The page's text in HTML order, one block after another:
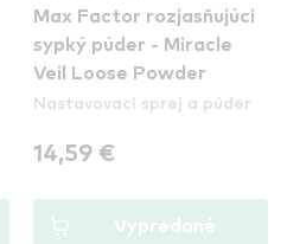
Max Factor rozjasňujúci
sypký púder - Miracle
Veil Loose Powder
Nastavovací sprej a púder
14,59 €
Vypredané